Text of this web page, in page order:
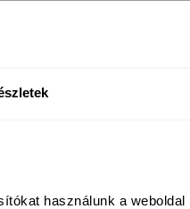
használunk a weboldal
kapcsolódó
Group Biztosító Zrt. -
gépjármű-